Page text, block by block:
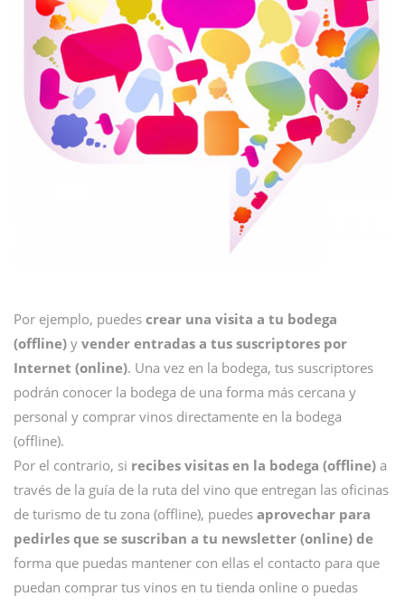
Por ejemplo, puedes crear una visita a tu bodega
(offline) y vender entradas a tus suscriptores por
Internet (online). Una vez en la bodega, tus suscriptores
podrán conocer la bodega de una forma más cercana y
personal y comprar vinos directamente en la bodega
(offline).
Por el contrario, si recibes visitas en la bodega (offline) a
través de la guía de la ruta del vino que entregan las oficinas
de turismo de tu zona (offline), puedes aprovechar para
pedirles que se suscriban a tu newsletter (online) de
forma que puedas mantener con ellas el contacto para que
puedan comprar tus vinos en tu tienda online o puedas